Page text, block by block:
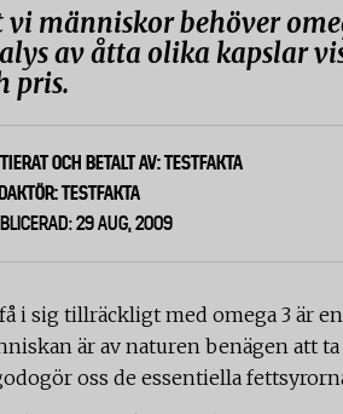
vi människor behöver
av åtta olika kapslar
pris.
OCH BETALT AV: TESTFAKTA
TESTFAKTA
29 AUG, 2009
i sig tillräckligt med omega 3 är
är av naturen benägen att
oss de essentiella